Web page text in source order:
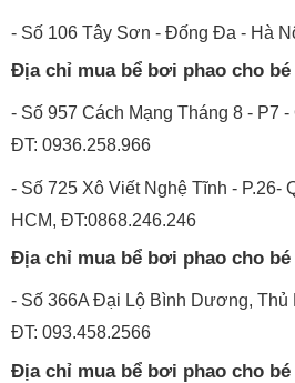
- Số 106 Tây Sơn - Đống Đa - Hà
Địa chỉ mua bể bơi phao cho bé
- Số 957 Cách Mạng Tháng 8 - P7
ĐT: 0936.258.966
- Số 725 Xô Viết Nghệ Tĩnh - P.26-
HCM, ĐT:0868.246.246
Địa chỉ mua bể bơi phao cho
- Số 366A Đại Lộ Bình Dương, Thủ
ĐT: 093.458.2566
Địa chỉ mua bể bơi phao cho